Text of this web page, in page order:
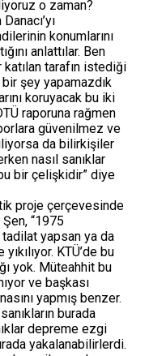
o zaman?
konumlarını
anlattılar. Ben
tarafın istediği
şey yapamazdık
koruyacak bu iki
raporuna rağmen
güvenilmez ve
da bilirkişiler
nasıl sanıklar
bir çelişkidir” diye
proje çerçevesinde
“1975
yapsan ya da
KTÜ’de bu
yok. Müteahhit bu
ve başkası
yapmış benzer.
burada
depreme ezgi
yakalanabilirlerdi.